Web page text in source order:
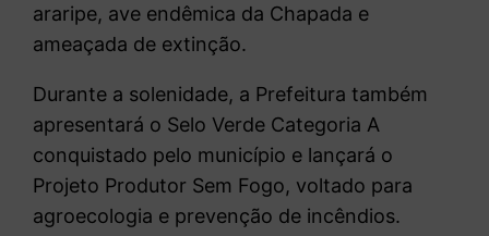
araripe, ave endêmica da Chapada e
ameaçada de extinção.
Durante a solenidade, a Prefeitura também
apresentará o Selo Verde Categoria A
conquistado pelo município e lançará o
Projeto Produtor Sem Fogo, voltado para
agroecologia e prevenção de incêndios.